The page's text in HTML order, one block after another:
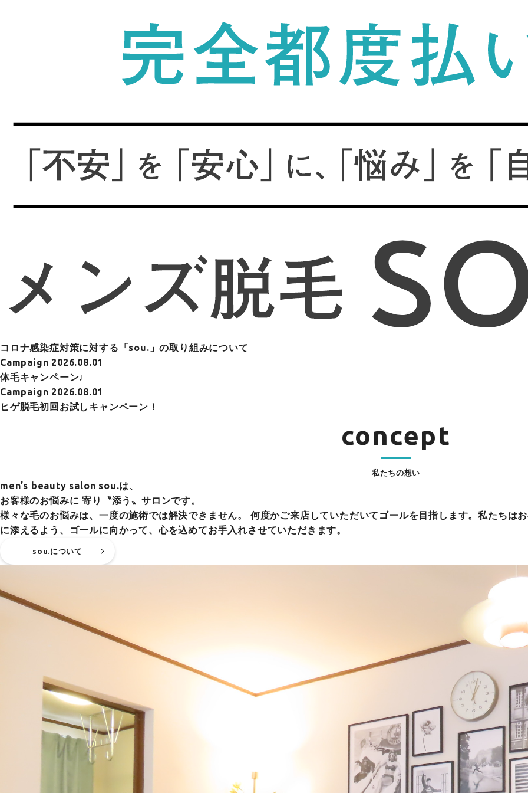
コロナ感染症対策に対する「sou.」の取り組みについて
Campaign 2026.08.01
体毛キャンペーン♩
Campaign 2026.08.01
ヒゲ脱毛初回お試しキャンペーン！
concept
私たちの想い
men’s beauty salon sou.は、
お客様のお悩みに 寄り〝添う〟サロンです。
様々な毛のお悩みは、一度の施術では解決できません。 何度かご来店していただいてゴールを目指します。私たちは
に添えるよう、ゴールに向かって、心を込めてお手入れさせていただきます。
sou.について